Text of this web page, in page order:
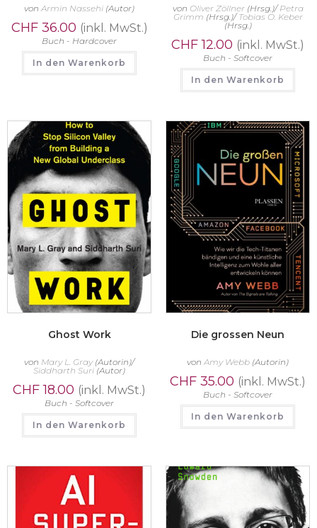
von Armin Nassehi (Autor)
CHF36.00 (inkl. MwSt.)
Buch - Hardcover
In den Warenkorb
von Oliver Zöllner(Hrsg.)/Petra
Grimm (Hrsg.)/Tobias O. Keber
(Hrsg.)
CHF12.00 (inkl. MwSt.)
Buch - Softcover
In den Warenkorb
Ghost Work
von Mary L. Gray(Autorin)/
Siddharth Suri(Autor)
CHF18.00 (inkl. MwSt.)
Buch - Softcover
In den Warenkorb
Die grossen Neun
von Amy Webb (Autorin)
CHF 35.00 (inkl. MwSt.)
Buch - Softcover
In den Warenkorb